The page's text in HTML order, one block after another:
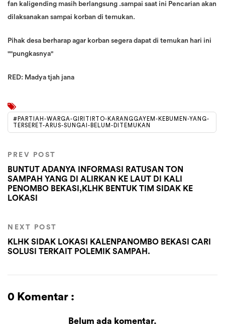
fan kaligending masih berlangsung .sampai saat ini Pencarian akan
dilaksanakan sampai korban di temukan.
Pihak desa berharap agar korban segera dapat di temukan hari ini
""pungkasnya"
RED: Madya tjah jana
#PARTIAH-WARGA-GIRITIRTO-KARANGGAYEM-KEBUMEN-YANG-
TERSERET-ARUS-SUNGAI-BELUM-DITEMUKAN
PREV POST
BUNTUT ADANYA INFORMASI RATUSAN TON
SAMPAH YANG DI ALIRKAN KE LAUT DI KALI
PENOMBO BEKASI,KLHK BENTUK TIM SIDAK KE
LOKASI
NEXT POST
KLHK SIDAK LOKASI KALENPANOMBO BEKASI CARI
SOLUSI TERKAIT POLEMIK SAMPAH.
0 Komentar :
Belum ada komentar.